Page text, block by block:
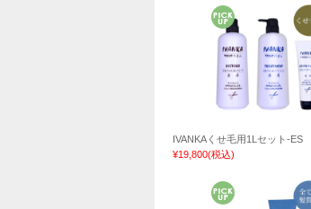
IVANKAくせ毛用1Lセット-ES
¥19,800(税込)